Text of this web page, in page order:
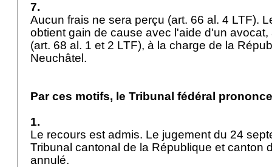
7.
Aucun frais ne sera perçu (art. 66 al. 4 LTF).
obtient gain de cause avec l'aide d'un
(art. 68 al. 1 et 2 LTF), à la charge de la
Neuchâtel.
Par ces motifs, le Tribunal fédéral
1.
Le recours est admis. Le jugement du 24
Tribunal cantonal de la République et canton
annulé.